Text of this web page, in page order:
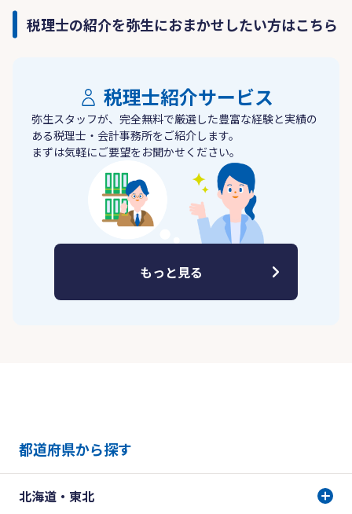
税理士の紹介を弥生におまかせしたい方はこちら
税理士紹介サービス
弥生スタッフが、完全無料で厳選した豊富な経験と実績の
ある税理士・会計事務所をご紹介します。
まずは気軽にご要望をお聞かせください。
もっと見る
都道府県から探す
北海道・東北